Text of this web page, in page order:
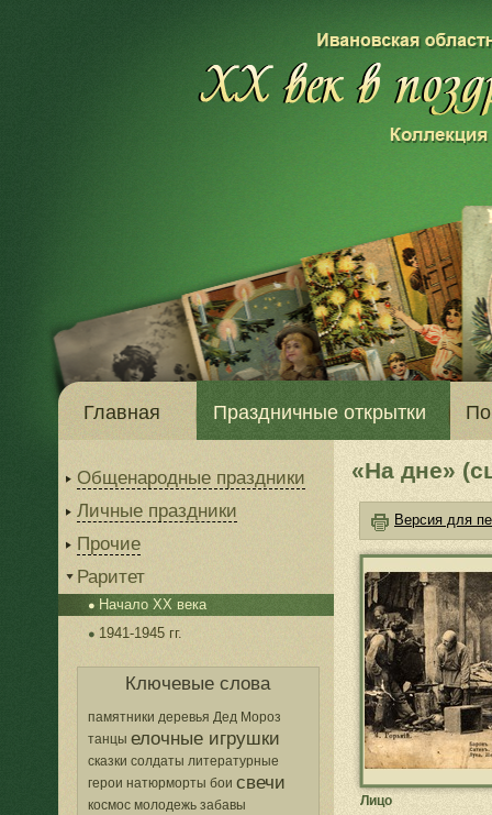
Главная Праздничные открытки
Общенародные праздники
Личные праздники
Прочие
Раритет
Начало XX века
1941-1945 гг.
Ключевые слова
памятники деревья Дед Мороз
танцы елочные игрушки
сказки солдаты литературные
герои натюрморты бои свечи
космос молодежь забавы
«На дне»
Версия для
Лицо